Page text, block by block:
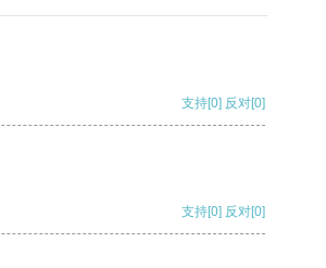
支持[0] 反对[0]
支持[0] 反对[0]